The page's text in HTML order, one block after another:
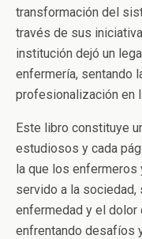
transformación del
través de sus
institución dejó un
enfermería, sentando
profesionalización en
Este libro constituye
estudiosos y cada
la que los enfermeros
servido a la
enfermedad y el
enfrentando desafíos